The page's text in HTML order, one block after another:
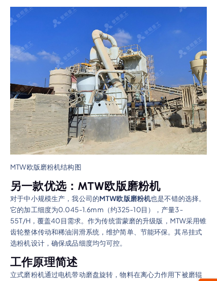
MTW欧版磨粉机结构图
另一款优选：MTW欧版磨粉机
对于中小规模生产，我公司的MTW欧版磨粉机也是不错的选择。
它的加工细度为0.045-1.6mm（约325-10目），产量3-
55T/H，覆盖40目需求。作为传统雷蒙磨的升级版，MTW采用锥
齿轮整体传动和稀油润滑系统，维护简单、节能环保。其吊挂式
选粉机设计，确保成品细度均匀可控。
工作原理简述
立式磨粉机通过电机带动磨盘旋转，物料在离心力作用下被磨辊